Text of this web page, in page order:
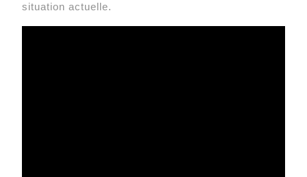
situation actuelle.